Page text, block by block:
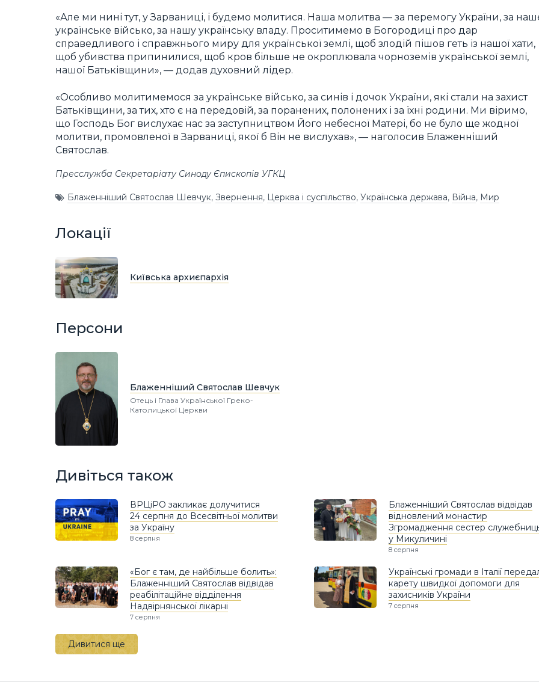
«Але ми нині тут, у Зарваниці, і будемо молитися. Наша молитва — за перемогу України, за
українське військо, за нашу українську владу. Проситимемо в Богородиці про дар
справедливого і справжнього миру для української землі, щоб злодій пішов геть із нашої хати,
щоб убивства припинилися, щоб кров більше не окроплювала чорноземів української землі,
нашої Батьківщини», — додав духовний лідер.
«Особливо молитимемося за українське військо, за синів і дочок України, які стали на захист
Батьківщини, за тих, хто є на передовій, за поранених, полонених і за їхні родини. Ми віримо,
що Господь Бог вислухає нас за заступництвом Його небесної Матері, бо не було ще жодної
молитви, промовленої в Зарваниці, якої б Він не вислухав», — наголосив Блаженніший
Святослав.
Пресслужба Секретаріату Синоду Єпископів УГКЦ
Блаженніший Святослав Шевчук, Звернення, Церква і суспільство, Українська держава, Війна, Мир
Локації
Київська архиєпархія
Персони
Блаженніший Святослав Шевчук
Отець і Глава Української Греко-
Католицької Церкви
Дивіться також
ВРЦіРО закликає долучитися
24 серпня до Всесвітньої молитви
за Україну
8 серпня
Блаженніший Святослав відвідав
відновлений монастир
Згромадження сестер
у Микуличині
8 серпня
«Бог є там, де найбільше болить»:
Блаженніший Святослав відвідав
реабілітаційне відділення
Надвірнянської лікарні
7 серпня
Українські громади в Італії
карету швидкої допомоги для
захисників України
7 серпня
Дивитися ще